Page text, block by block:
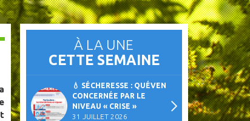
À LA UNE
CETTE SEMAINE
💧 SÉCHERESSE : QUÉVEN
CONCERNÉE PAR LE
NIVEAU « CRISE »
31 JUILLET 2026